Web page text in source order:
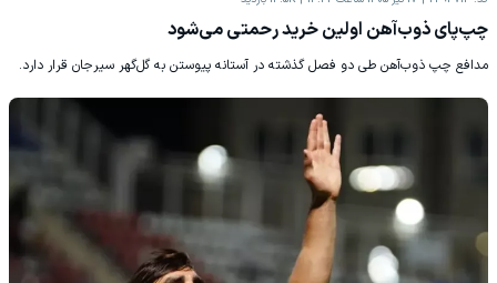
چپ‌پای ذوب‌آهن اولین خرید رحمتی می‌شود
مدافع چپ ذوب‌آهن طی دو فصل گذشته در آستانه پیوستن به گل‌گهر سیرجان قرار دارد.